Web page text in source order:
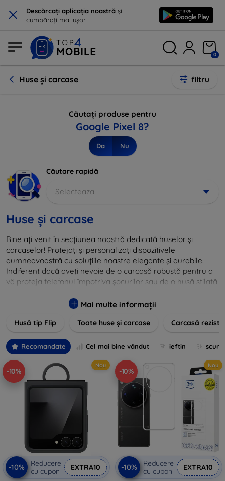
× Descărcați aplicația noastră și
cumpărați mai ușor
0
Huse și carcase filtru
Căutați produse pentru
Google Pixel 8?
Da Nu
Căutare rapidă
Selecteaza
Huse și carcase
Bine ați venit în secțiunea noastră dedicată huselor și
carcaselor! Protejați și personalizați dispozitivele
dumneavoastră cu soluțiile noastre elegante și durabile.
Indiferent dacă aveți nevoie de o carcasă robustă pentru a
vă proteja telefonul împotriva șocurilor sau de o husă stilată
îndeplinească toate cerințele dvs. Descoperiți varietatea
designuri inovatoare menite să ofere nu doar protecție, ci și
Mai multe informații
Husă tip Flip Toate huse și carcase Carcasă
Recomandate Cel mai bine vândut ieftin
-10%
Nou
-10%
Reducere
cu cupon
EXTRA10
-10%
Nou
-10%
Reducere
cu cupon
EXTRA10